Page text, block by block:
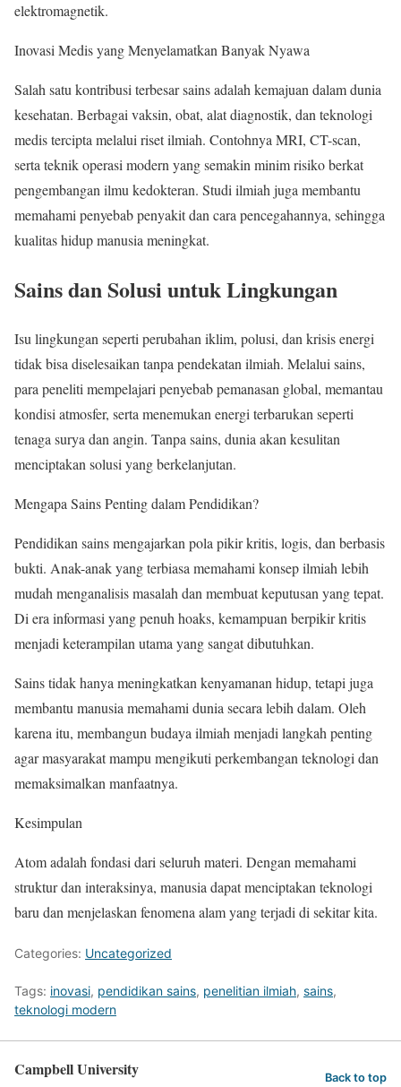
elektromagnetik.
Inovasi Medis yang Menyelamatkan Banyak Nyawa
Salah satu kontribusi terbesar sains adalah kemajuan dalam dunia
kesehatan. Berbagai vaksin, obat, alat diagnostik, dan teknologi
medis tercipta melalui riset ilmiah. Contohnya MRI, CT-scan,
serta teknik operasi modern yang semakin minim risiko berkat
pengembangan ilmu kedokteran. Studi ilmiah juga membantu
memahami penyebab penyakit dan cara pencegahannya, sehingga
kualitas hidup manusia meningkat.
Sains dan Solusi untuk Lingkungan
Isu lingkungan seperti perubahan iklim, polusi, dan krisis energi
tidak bisa diselesaikan tanpa pendekatan ilmiah. Melalui sains,
para peneliti mempelajari penyebab pemanasan global, memantau
kondisi atmosfer, serta menemukan energi terbarukan seperti
tenaga surya dan angin. Tanpa sains, dunia akan kesulitan
menciptakan solusi yang berkelanjutan.
Mengapa Sains Penting dalam Pendidikan?
Pendidikan sains mengajarkan pola pikir kritis, logis, dan berbasis
bukti. Anak-anak yang terbiasa memahami konsep ilmiah lebih
mudah menganalisis masalah dan membuat keputusan yang tepat.
Di era informasi yang penuh hoaks, kemampuan berpikir kritis
menjadi keterampilan utama yang sangat dibutuhkan.
Sains tidak hanya meningkatkan kenyamanan hidup, tetapi juga
membantu manusia memahami dunia secara lebih dalam. Oleh
karena itu, membangun budaya ilmiah menjadi langkah penting
agar masyarakat mampu mengikuti perkembangan teknologi dan
memaksimalkan manfaatnya.
Kesimpulan
Atom adalah fondasi dari seluruh materi. Dengan memahami
struktur dan interaksinya, manusia dapat menciptakan teknologi
baru dan menjelaskan fenomena alam yang terjadi di sekitar kita.
Categories: Uncategorized
Tags: inovasi, pendidikan sains, penelitian ilmiah, sains,
teknologi modern
Campbell University Back to top